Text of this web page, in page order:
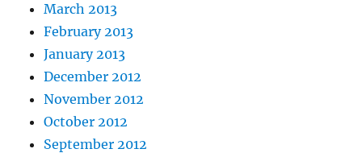
March 2013
February 2013
January 2013
December 2012
November 2012
October 2012
September 2012